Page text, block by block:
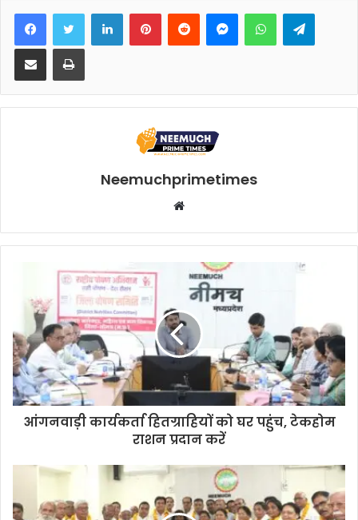
FacebookTwitter LinkedInPinterestReddit MessengerWhatsApp
Share via Email Print
Neemuchprimetimes
Website
आंगनवाड़ी कार्यकर्ता हितग्राहियों को घर पहुंच, टेकहोम
राशन प्रदान करें